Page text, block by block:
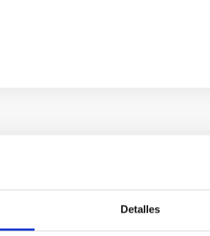
Detalles
in the Transition between